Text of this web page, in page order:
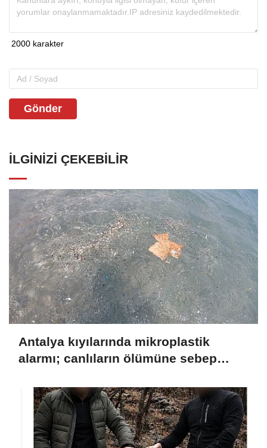
Gönder
İLGINIZI ÇEKEBILIR
Antalya kıyılarında mikroplastik
alarmı; canlıların ölümüne sebep